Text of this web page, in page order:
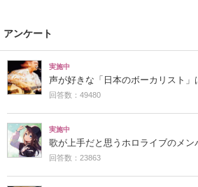
アンケート
実施中
声が好きな「日本のボーカリスト」
回答数：49480
実施中
歌が上手だと思うホロライブのメン
回答数：23863